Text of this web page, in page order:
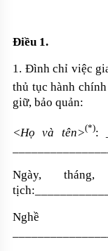
Điều 1.
1. Đình chỉ việc g
thủ tục hành chính
giữ, bảo quản:
<Họ và tên>(*):
Ngày, tháng,